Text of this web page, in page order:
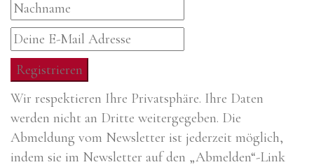
Wir respektieren Ihre Privatsphäre. Ihre Daten
werden nicht an Dritte weitergegeben. Die
Abmeldung vom Newsletter ist jederzeit möglich,
indem sie im Newsletter auf den „Abmelden“-Link